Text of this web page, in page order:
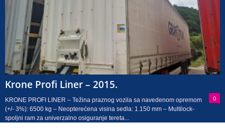
Krone Profi Liner – 2015.
0
KRONE PROFI LINER – Težina praznog vozila sa navedenom opremom
(+/- 3%): 6500 kg – Neopterećena visina sedla: 1.150 mm – Multilock-
spoljni ram za univerzalno osiguranje tereta...